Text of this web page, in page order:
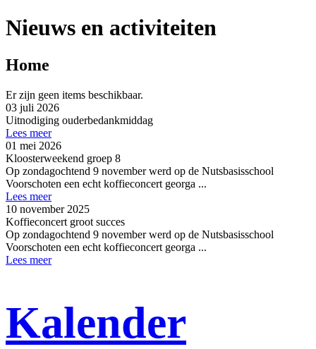
Nieuws en activiteiten
Home
Er zijn geen items beschikbaar.
03 juli 2026
Uitnodiging ouderbedankmiddag
Lees meer
01 mei 2026
Kloosterweekend groep 8
Op zondagochtend 9 november werd op de Nutsbasisschool
Voorschoten een echt koffieconcert georga ...
Lees meer
10 november 2025
Koffieconcert groot succes
Op zondagochtend 9 november werd op de Nutsbasisschool
Voorschoten een echt koffieconcert georga ...
Lees meer
Kalender